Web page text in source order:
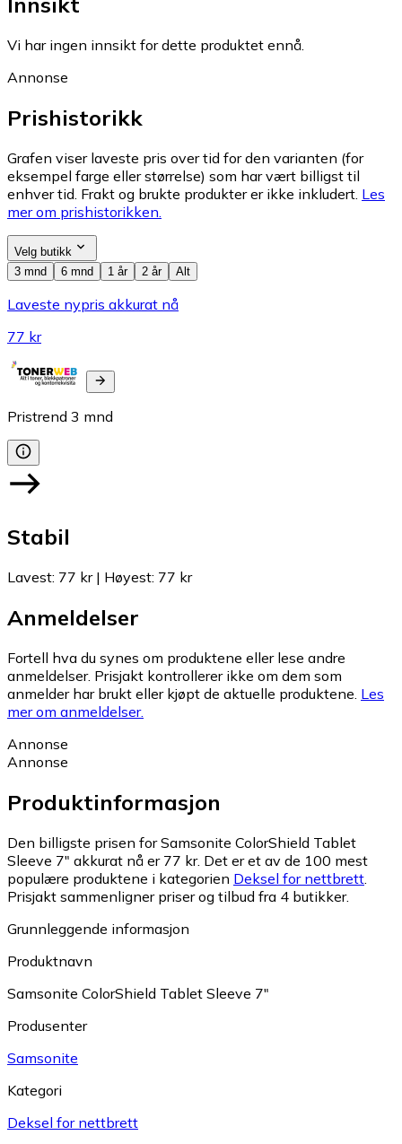
Vi har ingen innsikt for dette produktet ennå.
Annonse
Prishistorikk
Grafen viser laveste pris over tid for den varianten (for
eksempel farge eller størrelse) som har vært billigst til
enhver tid. Frakt og brukte produkter er ikke inkludert. Les
mer om prishistorikken.
Velg butikk
3 mnd
6 mnd 1 år 2 år Alt
Laveste nypris akkurat nå
77 kr
Pristrend 3 mnd
Stabil
Lavest: 77 kr| Høyest: 77 kr
Anmeldelser
Fortell hva du synes om produktene eller lese andre
anmeldelser. Prisjakt kontrollerer ikke om dem som
anmelder har brukt eller kjøpt de aktuelle produktene. Les
mer om anmeldelser.
Annonse
Annonse
Produktinformasjon
Den billigste prisen for Samsonite ColorShield Tablet
Sleeve 7" akkurat nå er 77 kr. Det er et av de 100 mest
populære produktene i kategorien Deksel for nettbrett
Prisjakt sammenligner priser og tilbud fra 4 butikker.
Grunnleggende informasjon
Produktnavn
Samsonite ColorShield Tablet Sleeve 7"
Produsenter
Samsonite
Kategori
Deksel for nettbrett